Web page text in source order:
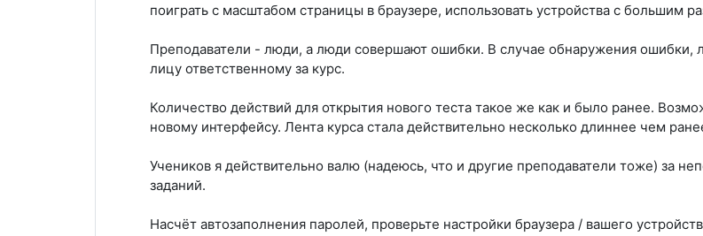
поиграть с масштабом страницы в браузере, использовать устройства с большим
Преподаватели - люди, а люди совершают ошибки. В случае обнаружения ошибки,
лицу ответственному за курс.
Количество действий для открытия нового теста такое же как и было ранее.
новому интерфейсу. Лента курса стала действительно несколько длиннее чем
Учеников я действительно валю (надеюсь, что и другие преподаватели тоже) за
заданий.
Насчёт автозаполнения паролей, проверьте настройки браузера / вашего